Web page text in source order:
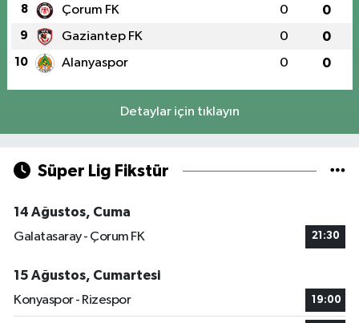
8 Çorum FK 0 0
9 Gaziantep FK 0 0
10 Alanyaspor 0 0
Detaylar için tıklayın
Süper Lig Fikstür
14 Ağustos, Cuma
Galatasaray - Çorum FK
21:30
15 Ağustos, Cumartesi
Konyaspor - Rizespor
19:00